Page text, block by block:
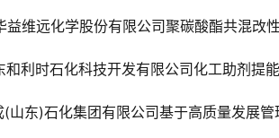
益维远化学股份有限公司聚碳酸酯共混改
和利时石化科技开发有限公司化工助剂提
(山东)石化集团有限公司基于高质量发展